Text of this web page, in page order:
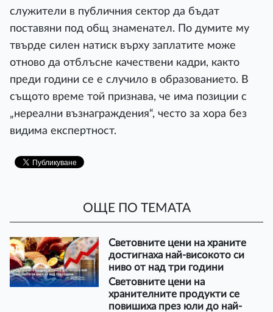
служители в публичния сектор да бъдат
поставяни под общ знаменател. По думите му
твърде силен натиск върху заплатите може
отново да отблъсне качествени кадри, както
преди години се е случило в образованието. В
същото време той признава, че има позиции с
„нереални възнаграждения“, често за хора без
видима експертност.
ОЩЕ ПО ТЕМАТА
Световните цени на храните
достигнаха най-високото си
ниво от над три години
Световните цени на
хранителните продукти се
повишиха през юли до най-